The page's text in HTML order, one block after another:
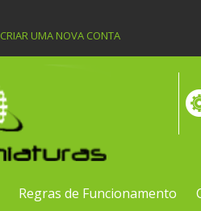
CRIAR UMA NOVA CONTA
Regras de Funcionamento